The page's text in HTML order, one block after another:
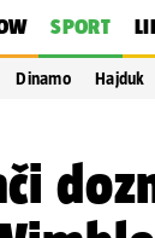
SPORT
Dinamo Hajduk